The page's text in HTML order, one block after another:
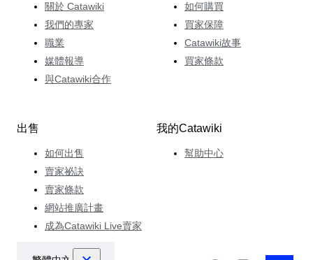
關於 Catawiki
我們的專家
職業
媒體報導
與Catawiki合作
如何購買
買家保障
Catawiki故事
買家條款
出售
如何出售
賣家祕訣
賣家條款
網站推廣計畫
成為Catawiki Live賣家
我的Catawiki
幫助中心